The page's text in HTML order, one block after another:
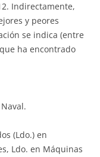
Indirectamente,
y peores
se indica (entre
ha encontrado
(Ldo.) en
Ldo. en Máquinas